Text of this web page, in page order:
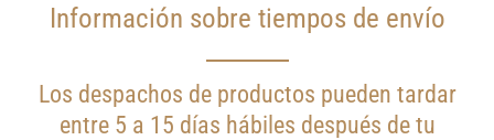
Información sobre tiempos de envío
Los despachos de productos pueden tardar
entre 5 a 15 días hábiles después de tu